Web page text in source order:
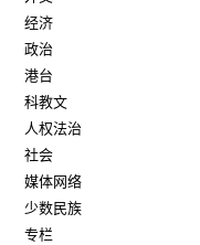
经济
政治
港台
科教文
人权法治
社会
媒体网络
少数民族
专栏